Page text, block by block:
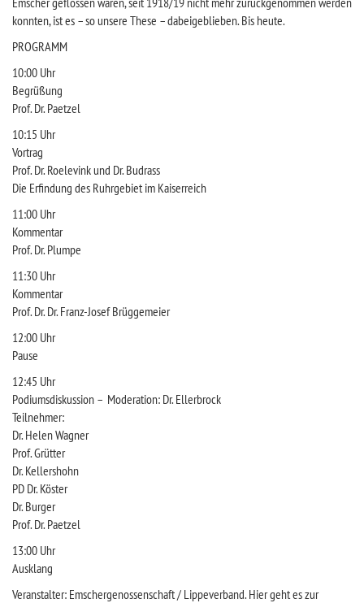
konnten, ist es – so unsere These – dabeigeblieben. Bis heute.
PROGRAMM
10:00 Uhr
Begrüßung
Prof. Dr. Paetzel
10:15 Uhr
Vortrag
Prof. Dr. Roelevink und Dr. Budrass
Die Erfindung des Ruhrgebiet im Kaiserreich
11:00 Uhr
Kommentar
Prof. Dr. Plumpe
11:30 Uhr
Kommentar
Prof. Dr. Dr. Franz-Josef Brüggemeier
12:00 Uhr
Pause
12:45 Uhr
Podiumsdiskussion – Moderation: Dr. Ellerbrock
Teilnehmer:
Dr. Helen Wagner
Prof. Grütter
Dr. Kellershohn
PD Dr. Köster
Dr. Burger
Prof. Dr. Paetzel
13:00 Uhr
Ausklang
Veranstalter: Emschergenossenschaft / Lippeverband. Hier geht es zur